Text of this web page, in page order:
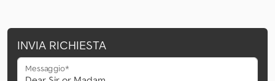
INVIA RICHIESTA
Messaggio*